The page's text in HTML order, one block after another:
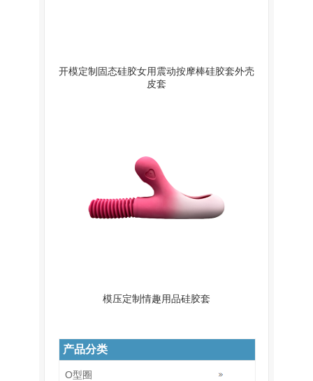
开模定制固态硅胶女用震动按摩棒硅胶套外壳
皮套
模压定制情趣用品硅胶套
产品分类
O型圈